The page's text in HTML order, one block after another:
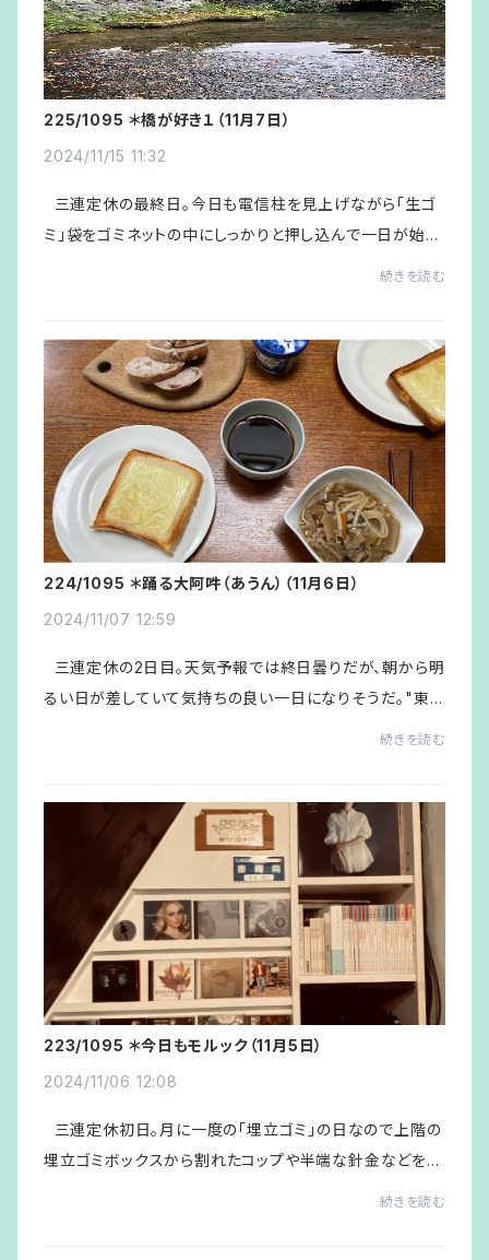
225/1095 ＊橋が好き１（11月7日）
2024/11/15 11:32
三連定休の最終日。今日も電信柱を見上げながら「生ゴ
ミ」袋をゴミネットの中にしっかりと押し込んで一日が始ま
る。Ｋ子さんは朝食もそそこに着物に着替えて馬場公民館
続きを読む
224/1095 ＊踊る大阿吽（あうん）（11月6日）
2024/11/07 12:59
三連定休の2日目。天気予報では終日曇りだが、朝から明
るい日が差していて気持ちの良い一日になりそうだ。"東
続きを読む
223/1095 ＊今日もモルック（11月5日）
2024/11/06 12:08
三連定休初日。月に一度の「埋立ゴミ」の日なので上階の
埋立ゴミボックスから割れたコップや半端な針金などを小
続きを読む